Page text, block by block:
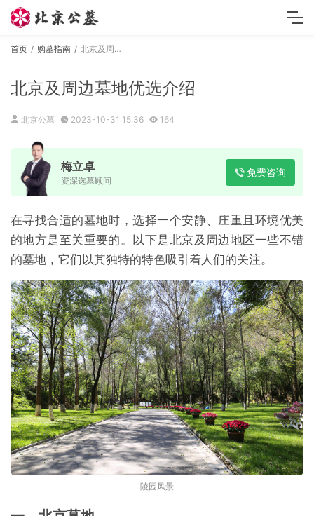
首页 购墓指南 北京及周边墓地优选介绍
北京及周边墓地优选介绍
北京公墓 2023-10-31 15:36 164
梅立卓
资深选墓顾问
免费咨询
在寻找合适的墓地时，选择一个安静、庄重且环境优美
的地方是至关重要的。以下是北京及周边地区一些不错
的墓地，它们以其独特的特色吸引着人们的关注。
陵园风景